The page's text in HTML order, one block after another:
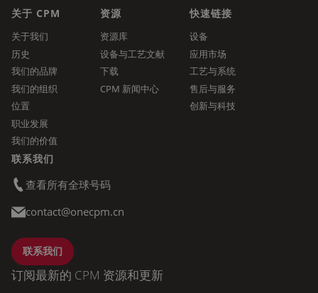
关于 CPM
关于我们
历史
我们的品牌
我们的组织
位置
职业发展
我们的价值
资源
资源库
设备与工艺文献
下载
CPM 新闻中心
快速链接
设备
应用市场
工艺与系统
售后与服务
创新与科技
联系我们
查看所有全球号码
contact@onecpm.cn
联系我们
订阅最新的 CPM 资源和更新